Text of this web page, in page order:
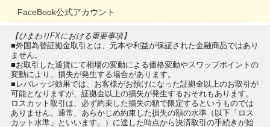
FaceBook公式アカウント
【ひまわりFXにおける重要事項】
■外国為替証拠金取引とは、元本や利益が保証された金融商品ではあり
ません。
■お取引した通貨にて相場の変動による価格変動やスワップポイントの
変動により、損失が発生する場合があります。
■レバレッジ効果では、お客様がお預けになった証拠金以上のお取引が
可能となりますが、証拠金以上の損失が発生するおそれもあります。
ロスカット取引は、必ず約束した損失の額で限定するというものでは
ありません。通常、あらかじめ約束した損失の額の水準（以下「ロス
カット水準」といいます。）に達した時点から決済取引の手続きが始